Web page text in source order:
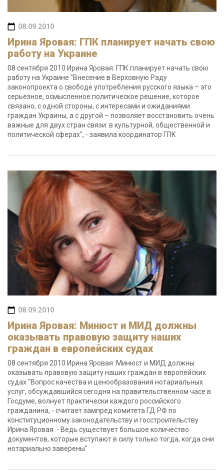
08.09.2010
Ирина Яровая: ГПК планирует начать свою
работу на Украине
08 сентября 2010 Ирина Яровая: ГПК планирует начать свою
работу на Украине "Внесение в Верховную Раду
законопроекта о свободе употребления русского языка – это
серьезное, осмысленное политическое решение, которое
связано, с одной стороны, с интересами и ожиданиями
граждан Украины, а с другой – позволяет восстановить очень
важные для двух стран связи: в культурной, общественной и
политической сферах", - заявила координатор ГПК
08.09.2010
Ирина Яровая: Минюст и МИД должны
оказывать правовую защиту наших
граждан в европейских судах
08 сентября 2010 Ирина Яровая: Минюст и МИД должны
оказывать правовую защиту наших граждан в европейских
судах "Вопрос качества и ценообразования нотариальных
услуг, обсуждавшийся сегодня на правительственном часе в
Госдуме, волнует практически каждого российского
гражданина, - считает зампред комитета ГД РФ по
конституционному законодательству и госстроительству
Ирина Яровая. - Ведь существует большое количество
документов, которые вступают в силу только тогда, когда они
нотариально заверены"